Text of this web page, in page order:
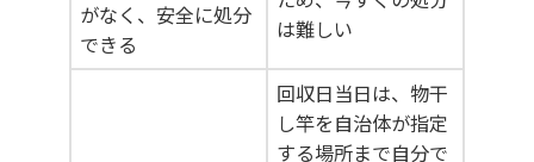
がなく、安全に処分
できる
は難しい
回収日当日は、物干
し竿を自治体が指定
する場所まで自分で